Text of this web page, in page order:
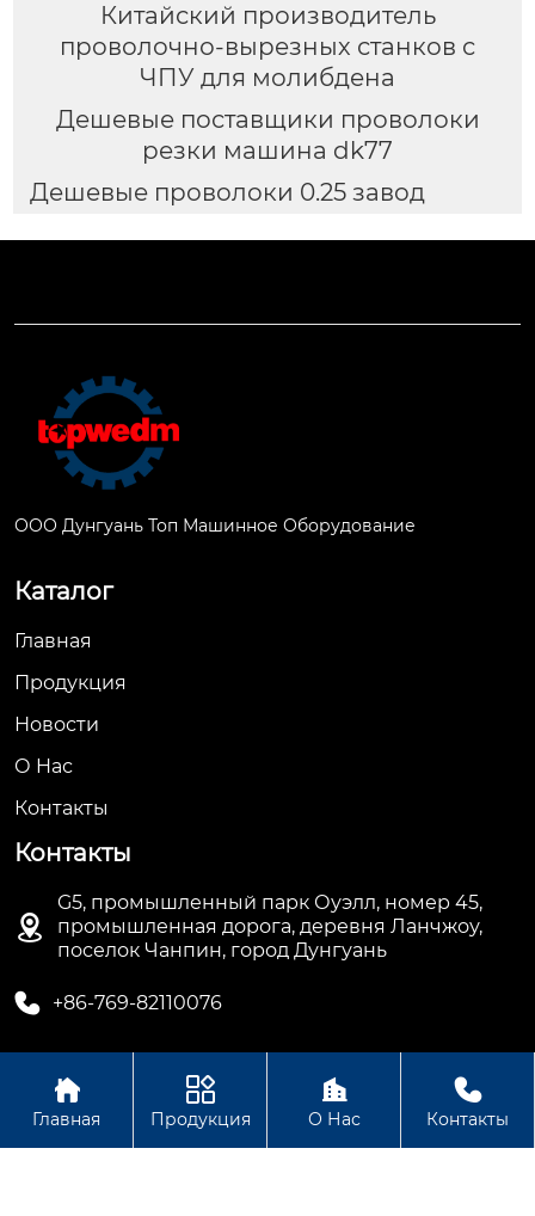
Китайский производитель
проволочно-вырезных станков с
ЧПУ для молибдена
Дешевые поставщики проволоки
резки машина dk77
Дешевые проволоки 0.25 завод
ООО Дунгуань Топ Машинное Оборудование
Каталог
Главная
Продукция
Новости
О Hас
Контакты
Контакты

G5, промышленный парк Оуэлл, номер 45,
промышленная дорога, деревня Ланчжоу,
поселок Чанпин, город Дунгуань
 +86-769-82110076
Авторское право©ООО Дунгуань Топ Машинное
Оборудование

Главная

Продукция

О Нас

Контакты